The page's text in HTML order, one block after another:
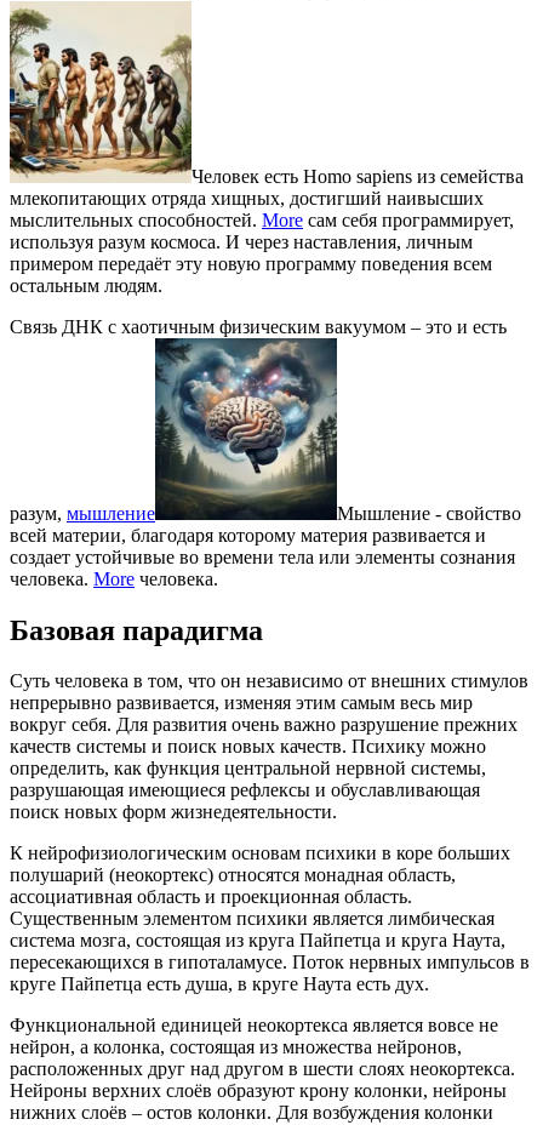
Человек есть Homo sapiens из семейства
млекопитающих отряда хищных, достигший наивысших
мыслительных способностей. More сам себя программирует,
используя разум космоса. И через наставления, личным
примером передаёт эту новую программу поведения всем
остальным людям.
Связь ДНК с хаотичным физическим вакуумом – это и есть
разум, мышление
Мышление - свойство
всей материи, благодаря которому материя развивается и
создает устойчивые во времени тела или элементы сознания
человека. More человека.
Базовая парадигма
Суть человека в том, что он независимо от внешних стимулов
непрерывно развивается, изменяя этим самым весь мир
вокруг себя. Для развития очень важно разрушение прежних
качеств системы и поиск новых качеств. Психику можно
определить, как функция центральной нервной системы,
разрушающая имеющиеся рефлексы и обуславливающая
поиск новых форм жизнедеятельности.
К нейрофизиологическим основам психики в коре больших
полушарий (неокортекс) относятся монадная область,
ассоциативная область и проекционная область.
Существенным элементом психики является лимбическая
система мозга, состоящая из круга Пайпетца и круга Наута,
пересекающихся в гипоталамусе. Поток нервных импульсов в
круге Пайпетца есть душа, в круге Наута есть дух.
Функциональной единицей неокортекса является вовсе не
нейрон, а колонка, состоящая из множества нейронов,
расположенных друг над другом в шести слоях неокортекса.
Нейроны верхних слоёв образуют крону колонки, нейроны
нижних слоёв – остов колонки. Для возбуждения колонки